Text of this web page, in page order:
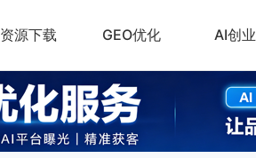
资源下载 GEO优化 AI创业